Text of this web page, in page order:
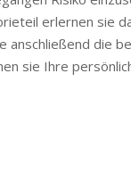
erlernen sie
anschließend die
sie Ihre